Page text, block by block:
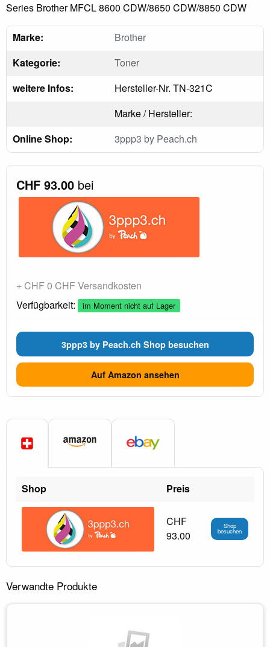
Series Brother MFCL 8600 CDW/8650 CDW/8850 CDW
Marke:
Brother
Kategorie:
Toner
weitere Infos:
Hersteller-Nr. TN-321C
Marke / Hersteller:
Online Shop:
3ppp3 by Peach.ch
CHF 93.00 bei
+ CHF 0 CHF Versandkosten
Verfügbarkeit:
im Moment nicht auf Lager
3ppp3 by Peach.ch Shop besuchen
Auf Amazon ansehen
Shop Preis
CHF
93.00
Shop
besuchen
Verwandte Produkte